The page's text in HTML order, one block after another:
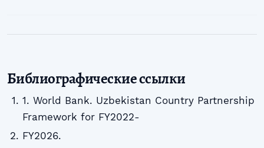
Библиографические ссылки
1. World Bank. Uzbekistan Country Partnership
Framework for FY2022-
FY2026.